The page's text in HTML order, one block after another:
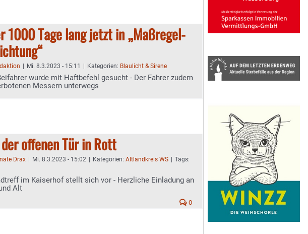
1000 Tage lang jetzt in „Maßregel-
Mi. 8.3.2023 - 15:11 Kategorien: Blaulicht & Sirene
wurde mit Haftbefehl gesucht - Der Fahrer zudem
Messern unterwegs
offenen Tür in Rott
Drax Mi. 8.3.2023 - 15:02 Kategorien: Altlandkreis WS
Tags:
im Kaiserhof stellt sich vor - Herzliche Einladung an
Alt
0